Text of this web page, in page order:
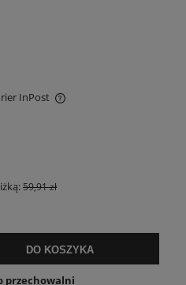
InPost
płatności
59,91 zł
DO KOSZYKA
przechowalni